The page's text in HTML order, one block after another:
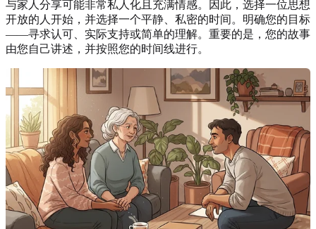
与家人分享可能非常私人化且充满情感。因此，选择一位思想
开放的人开始，并选择一个平静、私密的时间。明确您的目标
——寻求认可、实际支持或简单的理解。重要的是，您的故事
由您自己讲述，并按照您的时间线进行。